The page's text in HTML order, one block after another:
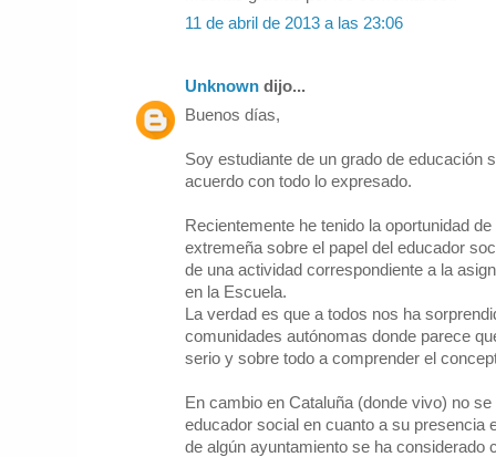
11 de abril de 2013 a las 23:06
Unknown dijo...
Buenos días,
Soy estudiante de un grado de educación
acuerdo con todo lo expresado.
Recientemente he tenido la oportunidad
extremeña sobre el papel del educador
de una actividad correspondiente a la
en la Escuela.
La verdad es que a todos nos ha
comunidades autónomas donde parece
serio y sobre todo a comprender el
En cambio en Cataluña (donde vivo) no
educador social en cuanto a su presencia
de algún ayuntamiento se ha considerado